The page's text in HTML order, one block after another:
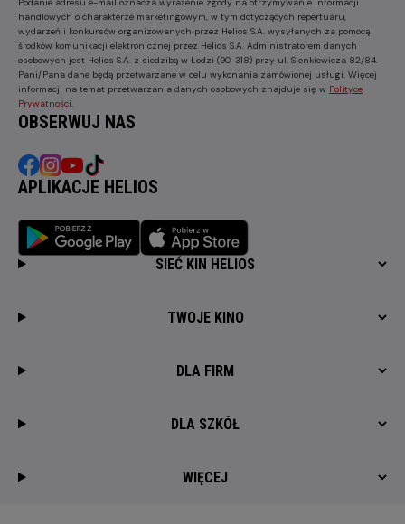
handlowych o charakterze marketingowym, w tym dotyczących repertuaru,
wydarzeń i konkursów organizowanych przez Helios S.A. wysyłanych za pomocą
środków komunikacji elektronicznej przez Helios S.A. Administratorem danych
osobowych jest Helios S.A. z siedzibą w Łodzi (90-318) przy ul. Sienkiewicza 82/84.
Pani/Pana dane będą przetwarzane w celu wykonania zamówionej usługi. Więcej
informacji na temat przetwarzania danych osobowych znajduje się w Polityce
Prywatności
OBSERWUJ NAS
APLIKACJE HELIOS
SIEĆ KIN HELIOS
TWOJE KINO
DLA FIRM
DLA SZKÓŁ
WIĘCEJ